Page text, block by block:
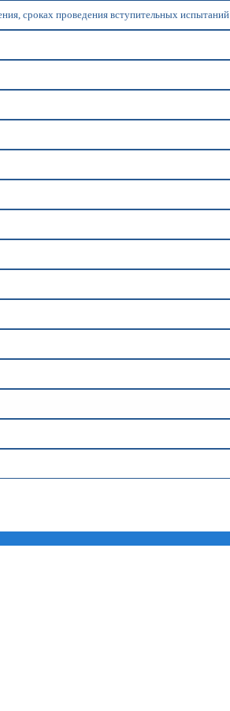
сроках проведения вступительных испытаний